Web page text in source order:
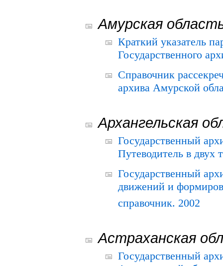
Амурская
Краткий указатель
Государственного
Справочник
архива Амурской
Архангельская
Государственный
Путеводитель в двух
Государственный
движений и
справочник. 2002
Астраханская
Государственный